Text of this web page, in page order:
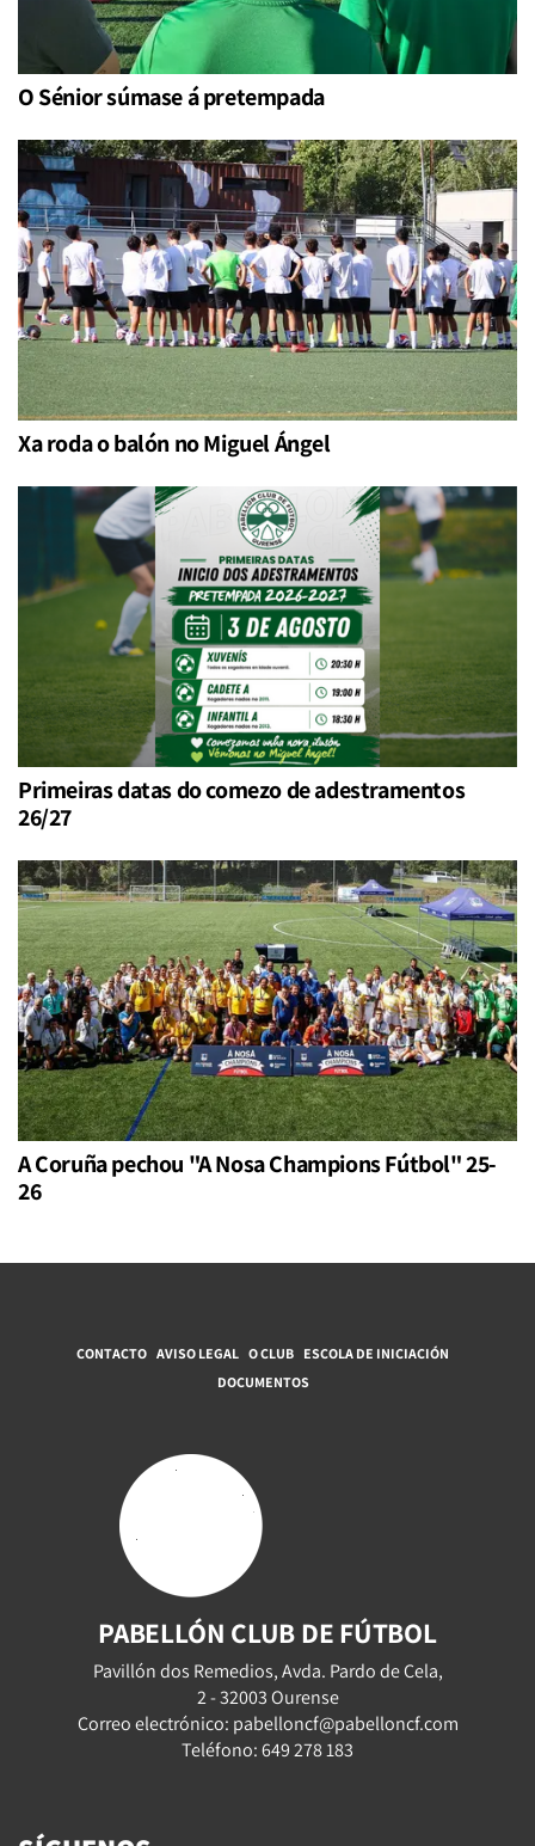
O Sénior súmase á pretempada
Xa roda o balón no Miguel Ángel
Primeiras datas do comezo de adestramentos
26/27
A Coruña pechou "A Nosa Champions Fútbol" 25-
26
CONTACTO AVISO LEGAL O CLUB ESCOLA DE INICIACIÓN
DOCUMENTOS
PABELLÓN CLUB DE FÚTBOL
Pavillón dos Remedios, Avda. Pardo de Cela,
2 - 32003 Ourense
Correo electrónico: pabelloncf@pabelloncf.com
Teléfono: 649 278 183